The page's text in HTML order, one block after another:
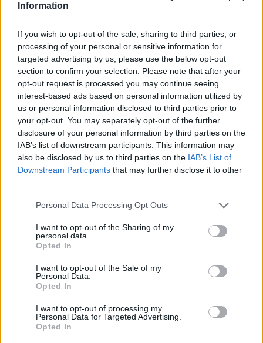
Information
If you wish to opt-out of the sale, sharing to third parties, or
processing of your personal or sensitive information for
targeted advertising by us, please use the below opt-out
section to confirm your selection. Please note that after your
opt-out request is processed you may continue seeing
interest-based ads based on personal information utilized by
us or personal information disclosed to third parties prior to
your opt-out. You may separately opt-out of the further
disclosure of your personal information by third parties on the
IAB’s list of downstream participants. This information may
also be disclosed by us to third parties on the IAB’s List of
Downstream Participants that may further disclose it to other
Personal Data Processing Opt Outs
I want to opt-out of the Sharing of my
personal data.
Opted In
I want to opt-out of the Sale of my
Personal Data.
Opted In
I want to opt-out of processing my
Personal Data for Targeted Advertising.
Opted In
Pantoprazol (103)
Magen - Protonenpumpenhemmer
Nitrofurantoin (100)
Antibiotika - Harnwegsinfektion
Cymbalta (98)
Depression - andere Mittel
Die Bewertungen und Kommentare dieser Seite sind
nutzergenerierter Inhalt. Diese werden vor der Veröffentlichung
gelesen und teilweise überarbeitet, um unseren Standards (für
setzen von unseren Benutzern keine nachgewiesenen
medizinischen Kenntnisse voraus um ihre Meinungen
auszutauschen. Auf diese Weise geben die beschriebenen
Meinungen und Erfahrungen nur die Ansichten der jeweiligen
Autoren wieder und nicht jene des Eigentümers dieser Website.
Bitte beachten Sie, dass eine Erfahrung von Person zu Person
unterschiedlich sein kann und dass Sie sich immer an Ihren Arzt
Medikamenten zu erhalten.